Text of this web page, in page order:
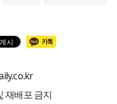
재배포 금지